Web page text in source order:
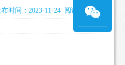
布时间：2023-11-24 阅读：2077次